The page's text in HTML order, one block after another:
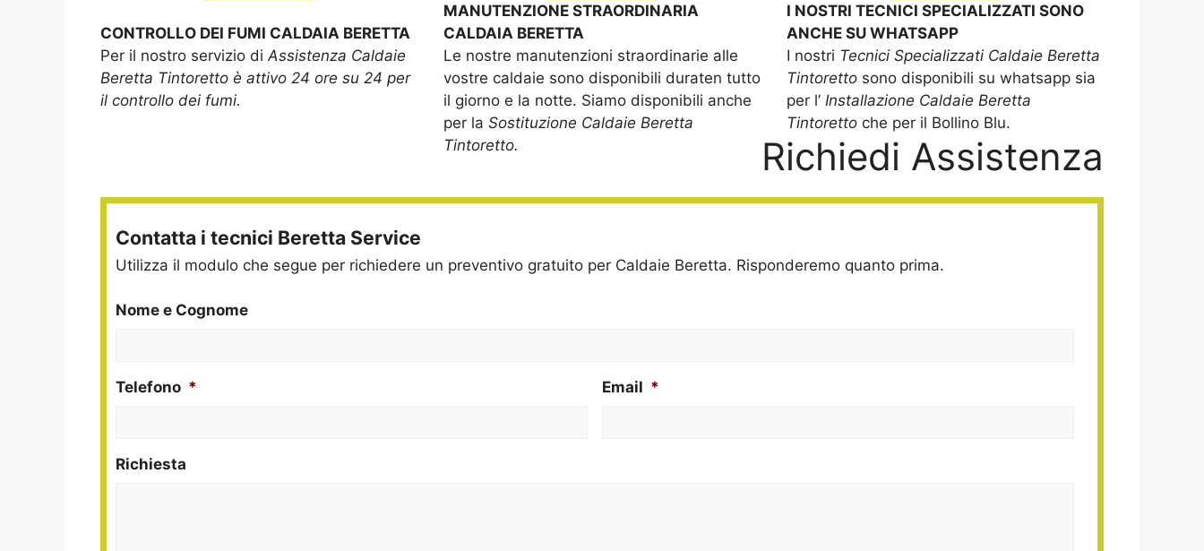
CONTROLLO DEI FUMI CALDAIA BERETTA
Per il nostro servizio di Assistenza Caldaie
Beretta Tintoretto è attivo 24 ore su 24 per
il controllo dei fumi.
MANUTENZIONE STRAORDINARIA
CALDAIA BERETTA
Le nostre manutenzioni straordinarie alle
vostre caldaie sono disponibili duraten tutto
il giorno e la notte. Siamo disponibili anche
per la Sostituzione Caldaie Beretta
Tintoretto.
I NOSTRI TECNICI SPECIALIZZATI SONO
ANCHE SU WHATSAPP
I nostri Tecnici Specializzati Caldaie Beretta
Tintoretto sono disponibili su whatsapp sia
per l’ Installazione Caldaie Beretta
Tintorettoche per il Bollino Blu.
Richiedi Assistenza
Contatta i tecnici Beretta Service
Utilizza il modulo che segue per richiedere un preventivo gratuito per Caldaie Beretta. Risponderemo quanto prima.
Nome e Cognome
Telefono * Email *
Richiesta